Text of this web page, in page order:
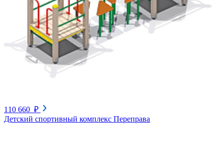
110 660 ₽
Детский спортивный комплекс Переправа